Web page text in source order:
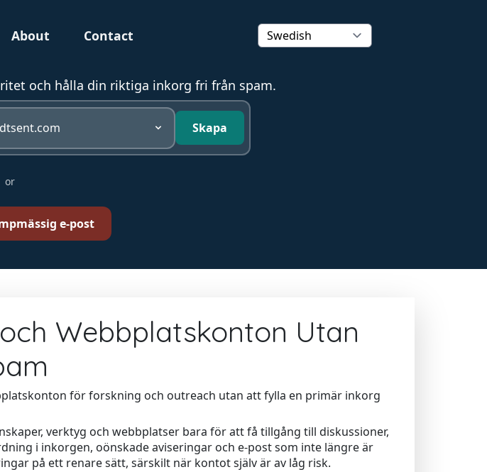
About Contact
och hålla din riktiga inkorg fri från spam.
Skapa
or
e-post
Webbplatskonton Utan
för forskning och outreach utan att fylla en primär inkorg
verktyg och webbplatser bara för att få tillgång till diskussioner,
i inkorgen, oönskade aviseringar och e-post som inte längre är
på ett renare sätt, särskilt när kontot själv är av låg risk.